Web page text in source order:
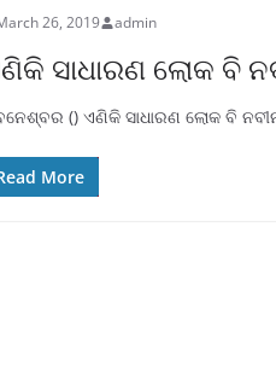
26, 2019 admin
ସାଧାରଣ ଲୋକ ବି
() ଏଣିକି ସାଧାରଣ ଲୋକ ବି
More